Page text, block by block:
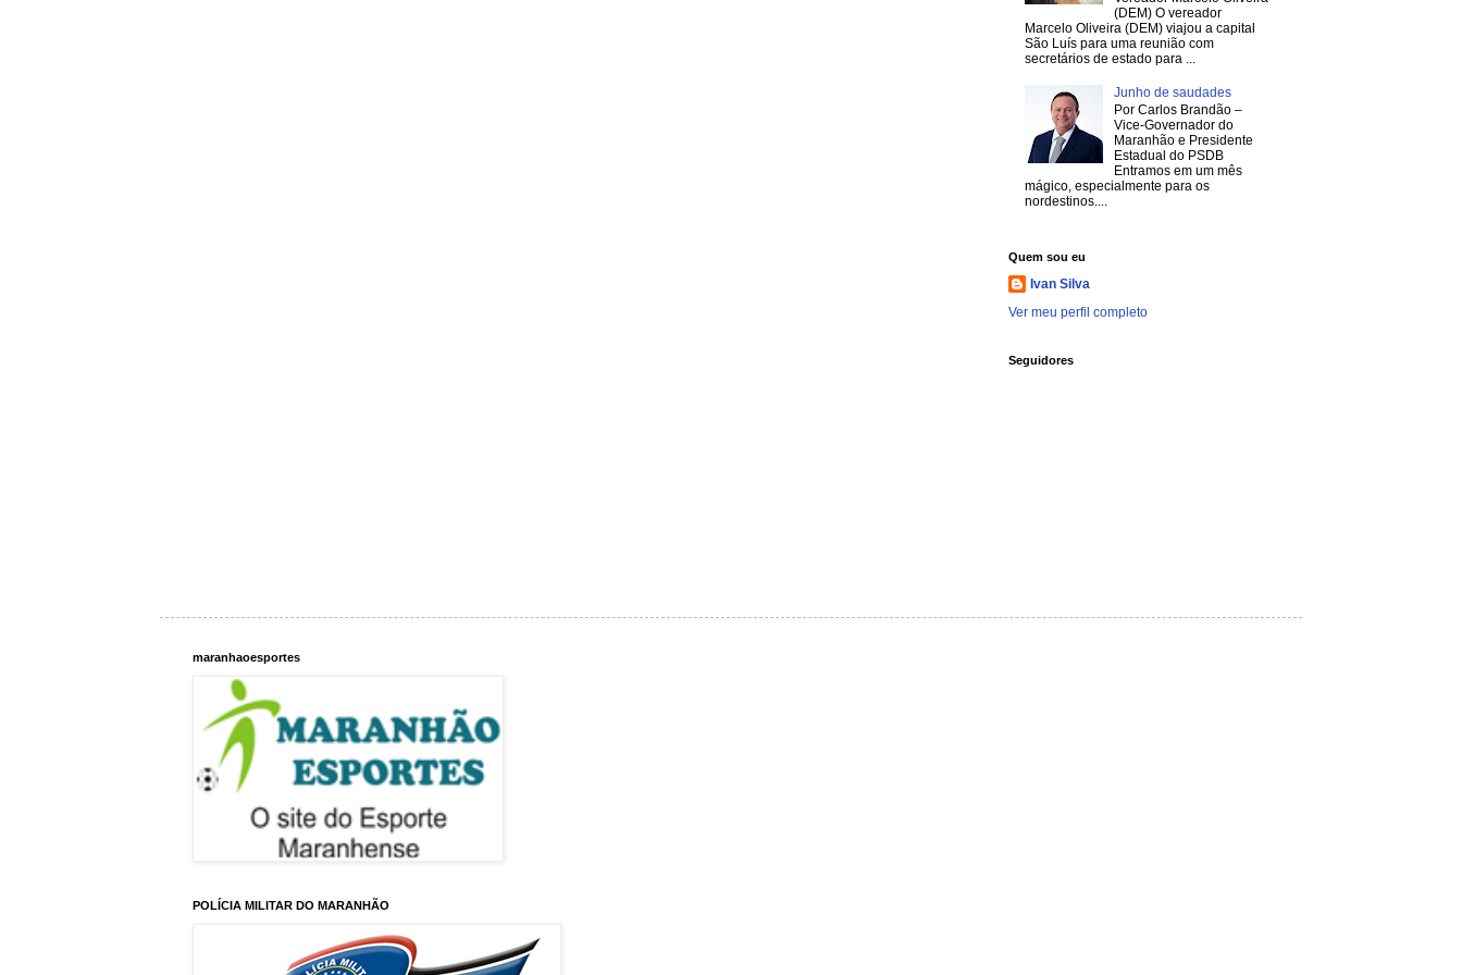
(DEM) O vereador
Marcelo Oliveira (DEM) viajou a capital
São Luís para uma reunião com
secretários de estado para ...
Junho de saudades
Por Carlos Brandão –
Vice-Governador do
Maranhão e Presidente
Estadual do PSDB
Entramos em um mês
mágico, especialmente para os
nordestinos....
Quem sou eu
Ivan Silva
Ver meu perfil completo
Seguidores
maranhaoesportes
POLÍCIA MILITAR DO MARANHÃO